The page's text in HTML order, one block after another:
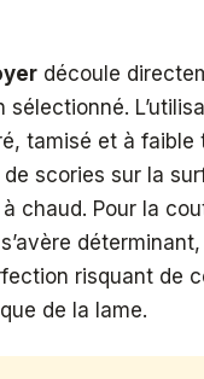
découle
tamisé et à faible
de scories sur la
chaud. Pour la
risquant de
de la lame.